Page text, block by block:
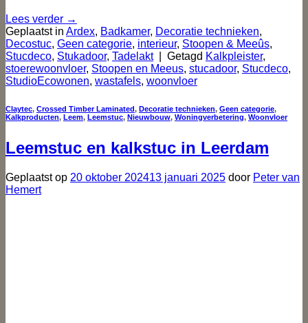
Lees verder →
Geplaatst in Ardex, Badkamer, Decoratie technieken,
Decostuc, Geen categorie, interieur, Stoopen & Meeûs,
Stucdeco, Stukadoor, Tadelakt Getagd Kalkpleister,
stoerewoonvloer, Stoopen en Meeus, stucadoor, Stucdeco,
StudioEcowonen, wastafels, woonvloer
Claytec, Crossed Timber Laminated, Decoratie technieken, Geen categorie,
Kalkproducten, Leem, Leemstuc, Nieuwbouw, Woningverbetering, Woonvloer
Leemstuc en kalkstuc in Leerdam
Geplaatst op 20 oktober 202413 januari 2025 door Peter van
Hemert